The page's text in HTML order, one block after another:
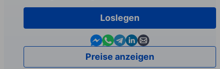
Loslegen
Contact us in Messenger
Contact us in WhatsApp
Contact us in Telegram
Contact us in Linkedin
Contact us by email
Preise anzeigen